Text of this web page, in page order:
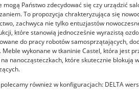
mogą Państwo zdecydować się czy urządzić
To propozycja chrakteryzująca się
zachwyca nie tylko entuzjastów
które stanowią jednocześnie wyrazistą
do pracy robotów samosprzątających,
Meble wykonane w tkaninie Castel, która jest
nanocząsteczkach, które skutecznie blokują
polecamy również w konfiguracjach: DELTA